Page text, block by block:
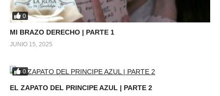
0
MI BRAZO DERECHO | PARTE 1
JUNIO 15, 2025
0
EL ZAPATO DEL PRINCIPE AZUL | PARTE 2